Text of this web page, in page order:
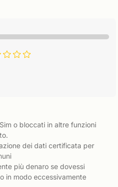
o bloccati in altre funzioni
dei dati certificata per
più denaro se dovessi
in modo eccessivamente